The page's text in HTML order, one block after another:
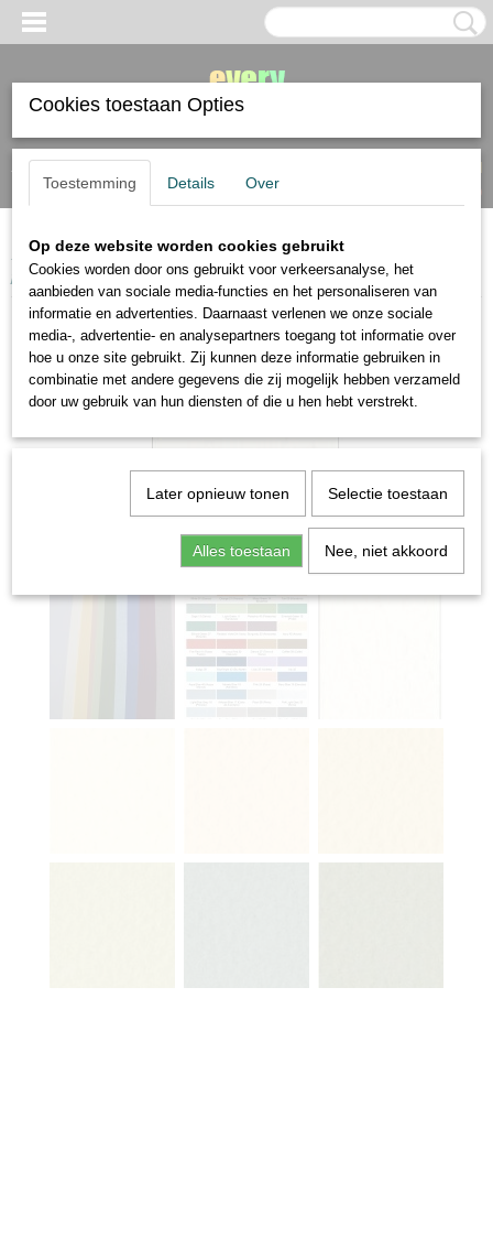
Inloggen Registreren
(0)
Home>papier>Fabriano>Fabriano Tiziano pastelpapier A4 160 gram
per vel
Cookies toestaan Opties
Toestemming Details Over
Op deze website worden cookies gebruikt
Cookies worden door ons gebruikt voor verkeersanalyse, het
aanbieden van sociale media-functies en het personaliseren van
informatie en advertenties. Daarnaast verlenen we onze sociale
media-, advertentie- en analysepartners toegang tot informatie over
hoe u onze site gebruikt. Zij kunnen deze informatie gebruiken in
combinatie met andere gegevens die zij mogelijk hebben verzameld
door uw gebruik van hun diensten of die u hen hebt verstrekt.
Later opnieuw tonen Selectie toestaan
Alles toestaan Nee, niet akkoord